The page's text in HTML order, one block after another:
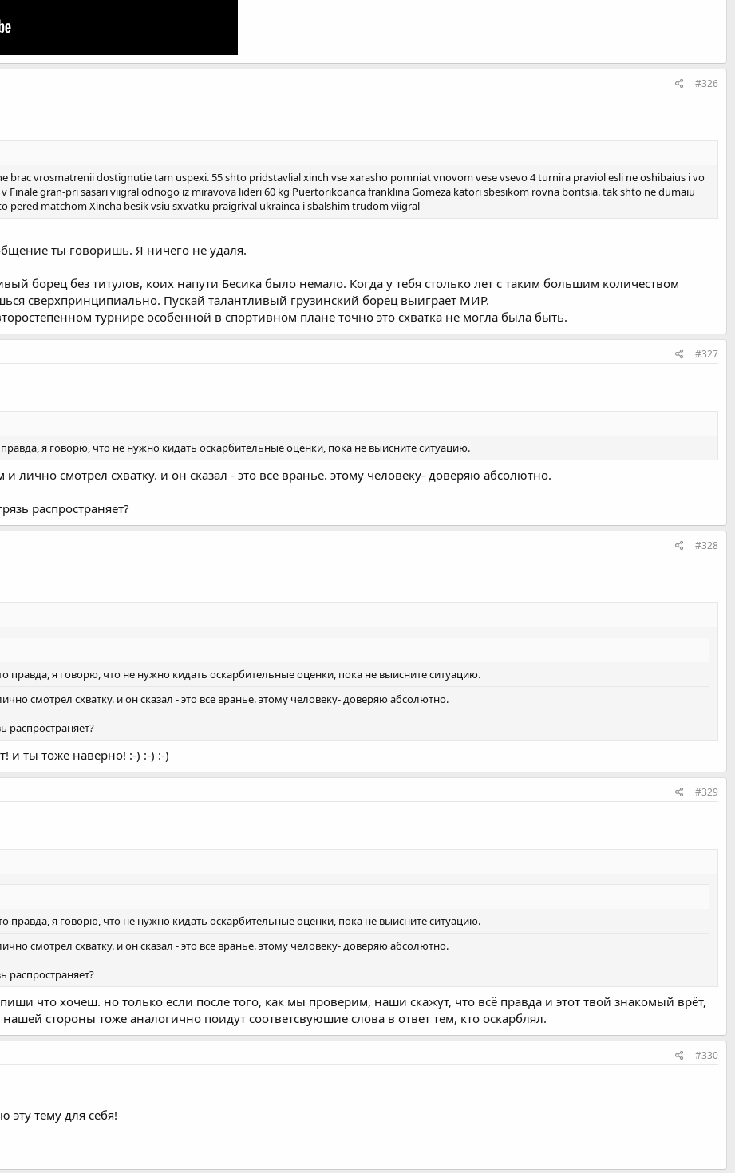
#326
brac vrosmatrenii dostignutie tam uspexi. 55 shto pridstavlial xinch vse xarasho pomniat vnovom vese vsevo 4 turnira praviol esli ne oshibaius i vo
Finale gran-pri sasari viigral odnogo iz miravova lideri 60 kg Puertorikoanca franklina Gomeza katori sbesikom rovna boritsia. tak shto ne dumaiu
pered matchom Xincha besik vsiu sxvatku praigrival ukrainca i sbalshim trudom viigral
ты говоришь. Я ничего не удаля.
борец без титулов, коих напути Бесика было немало. Когда у тебя столько лет с таким большим количеством
сверхпринципиально. Пускай талантливый грузинский борец выиграет МИР.
турнире особенной в спортивном плане точно это схватка не могла была быть.
#327
я говорю, что не нужно кидать оскарбительные оценки, пока не выисните ситуацию.
лично смотрел схватку. и он сказал - это все вранье. этому человеку- доверяю абсолютно.
распространяет?
#328
правда, я говорю, что не нужно кидать оскарбительные оценки, пока не выисните ситуацию.
смотрел схватку. и он сказал - это все вранье. этому человеку- доверяю абсолютно.
распространяет?
и ты тоже наверно! :-) :-) :-)
#329
правда, я говорю, что не нужно кидать оскарбительные оценки, пока не выисните ситуацию.
смотрел схватку. и он сказал - это все вранье. этому человеку- доверяю абсолютно.
распространяет?
что хочеш. но только если после того, как мы проверим, наши скажут, что всё правда и этот твой знакомый врёт,
стороны тоже аналогично поидут соответсвуюшие слова в ответ тем, кто оскарблял.
#330
эту тему для себя!